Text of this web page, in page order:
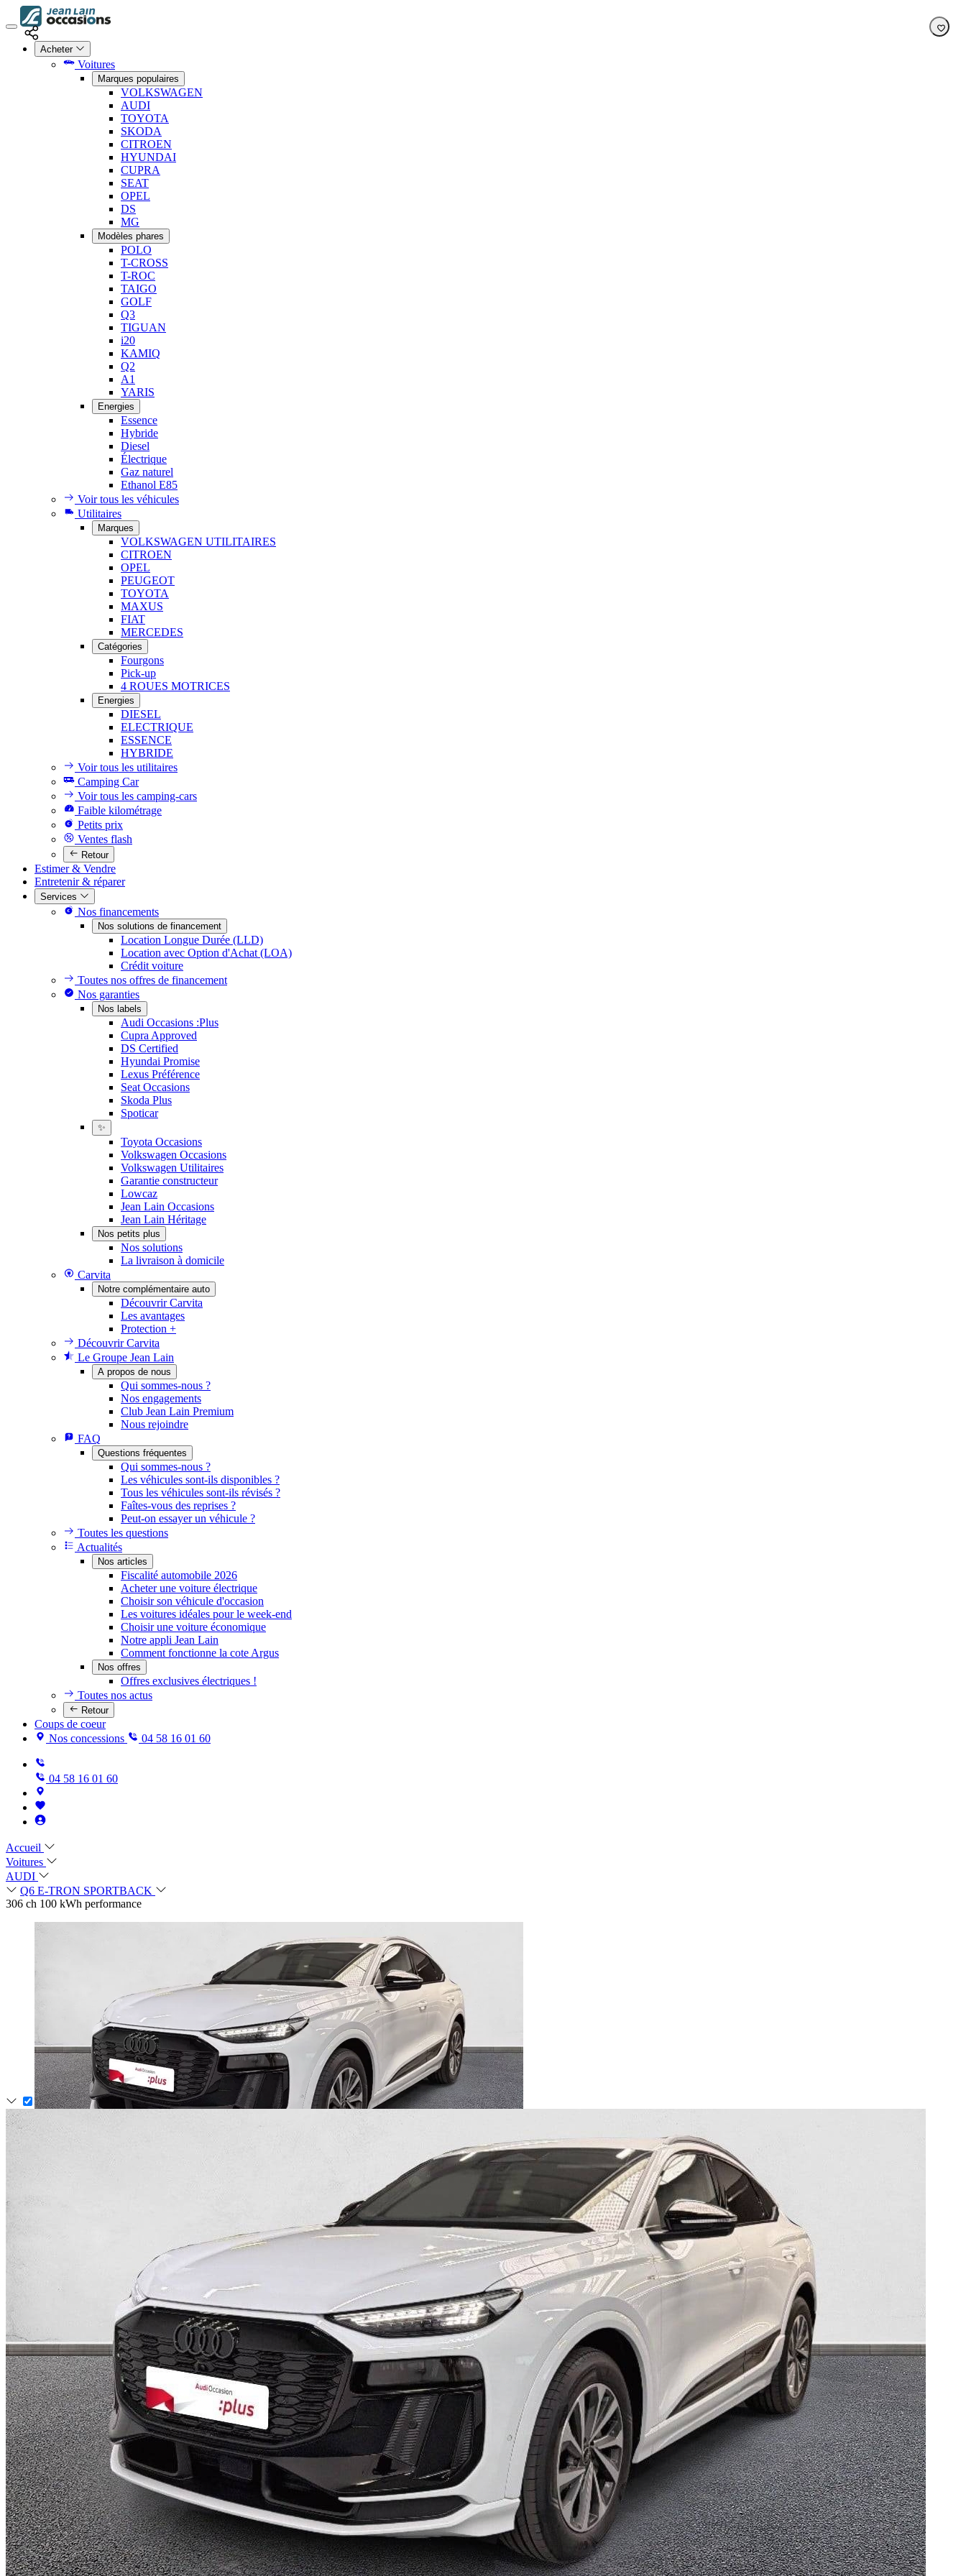
Acheter
Voitures
Marques populaires
VOLKSWAGEN
AUDI
TOYOTA
SKODA
CITROEN
HYUNDAI
CUPRA
SEAT
OPEL
DS
MG
Modèles phares
POLO
T-CROSS
T-ROC
TAIGO
GOLF
Q3
TIGUAN
i20
KAMIQ
Q2
A1
YARIS
Energies
Essence
Hybride
Diesel
Électrique
Gaz naturel
Ethanol E85
Voir tous les véhicules
Utilitaires
Marques
VOLKSWAGEN UTILITAIRES
CITROEN
OPEL
PEUGEOT
TOYOTA
MAXUS
FIAT
MERCEDES
Catégories
Fourgons
Pick-up
4 ROUES MOTRICES
Energies
DIESEL
ELECTRIQUE
ESSENCE
HYBRIDE
Voir tous les utilitaires
Camping Car
Voir tous les camping-cars
Faible kilométrage
Petits prix
Ventes flash
Retour
Estimer & Vendre
Entretenir & réparer
Services
Nos financements
Nos solutions de financement
Location Longue Durée (LLD)
Location avec Option d'Achat (LOA)
Crédit voiture
Toutes nos offres de financement
Nos garanties
Nos labels
Audi Occasions :Plus
Cupra Approved
DS Certified
Hyundai Promise
Lexus Préférence
Seat Occasions
Skoda Plus
Spoticar
✨
Toyota Occasions
Volkswagen Occasions
Volkswagen Utilitaires
Garantie constructeur
Lowcaz
Jean Lain Occasions
Jean Lain Héritage
Nos petits plus
Nos solutions
La livraison à domicile
Carvita
Notre complémentaire auto
Découvrir Carvita
Les avantages
Protection +
Découvrir Carvita
Le Groupe Jean Lain
A propos de nous
Qui sommes-nous ?
Nos engagements
Club Jean Lain Premium
Nous rejoindre
FAQ
Questions fréquentes
Qui sommes-nous ?
Les véhicules sont-ils disponibles ?
Tous les véhicules sont-ils révisés ?
Faîtes-vous des reprises ?
Peut-on essayer un véhicule ?
Toutes les questions
Actualités
Nos articles
Fiscalité automobile 2026
Acheter une voiture électrique
Choisir son véhicule d'occasion
Les voitures idéales pour le week-end
Choisir une voiture économique
Notre appli Jean Lain
Comment fonctionne la cote Argus
Nos offres
Offres exclusives électriques !
Toutes nos actus
Retour
Coups de coeur
Nos concessions
04 58 16 01 60
04 58 16 01 60
Accueil
Voitures
AUDI
Q6 E-TRON SPORTBACK
306 ch 100 kWh performance